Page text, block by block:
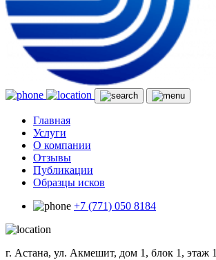
Главная
Услуги
О компании
Отзывы
Публикации
Образцы исков
+7 (771) 050 8184
г. Астана, ул. Акмешит, дом 1, блок 1, этаж